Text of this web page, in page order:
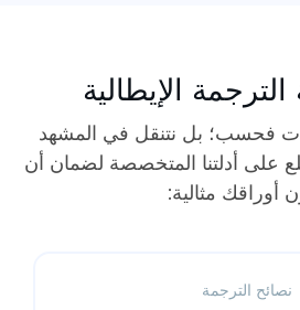
الإيطالية
فحسب؛ بل نتنقل في المشهد
على أدلتنا المتخصصة لضمان أن
أوراقك مثالية:
نصائح الترجمة